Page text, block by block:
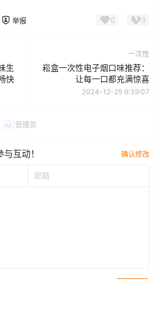
举报 0 0
生
快
一次性
崧盒一次性电子烟口味推荐：
让每一口都充满惊喜
2024-12-25 9:39:07
M 管理员
互动！ 确认修改